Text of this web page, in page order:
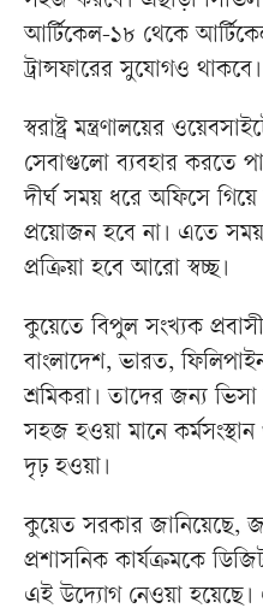
আর্টিকেল-১৮ থেকে
ট্রান্সফারের সুযোগও থাকবে।
স্বরাষ্ট্র মন্ত্রণালয়ের
সেবাগুলো ব্যবহার করতে
দীর্ঘ সময় ধরে অফিসে
প্রয়োজন হবে না। এতে
প্রক্রিয়া হবে আরো স্বচ্ছ।
কুয়েতে বিপুল সংখ্যক
বাংলাদেশ, ভারত,
শ্রমিকরা। তাদের জন্য ভিসা
সহজ হওয়া মানে
দৃঢ় হওয়া।
কুয়েত সরকার জানিয়েছে,
প্রশাসনিক কার্যক্রমকে
এই উদ্যোগ নেওয়া হয়েছে।